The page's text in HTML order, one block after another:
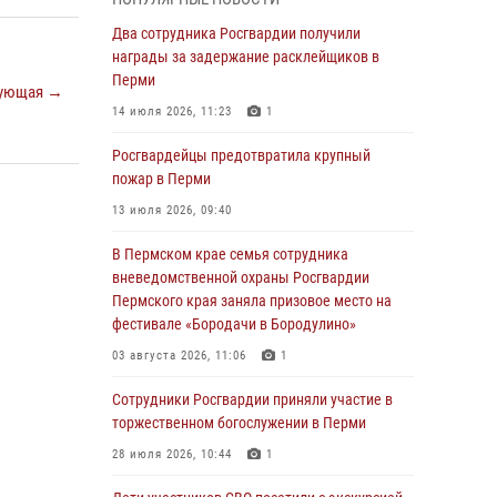
→
Росгвардеец спас тонущую женщину в
Пермском крае
30 июля 2026, 05:19
торжественном богослужении в Перми
28 июля 2026, 10:44
при задержании участников преступной
группы в Пермском крае
28 июля 2026, 06:15
Сотрудник СОБР «Стрелец» провели встречу
Росгвардией»
24 июля 2026, 08:45 2
Два сотрудника Росгвардии получили
награды за задержание расклейщиков в
Перми
14 июля 2026, 11:23 1
Росгвардейцы предотвратила крупный
пожар в Перми
13 июля 2026, 09:40
В Пермском крае семья сотрудника
вневедомственной охраны Росгвардии
Пермского края заняла призовое место на
фестивале «Бородачи в Бородулино»
03 августа 2026, 11:06 1
Сотрудники Росгвардии приняли участие в
торжественном богослужении в Перми
28 июля 2026, 10:44 1